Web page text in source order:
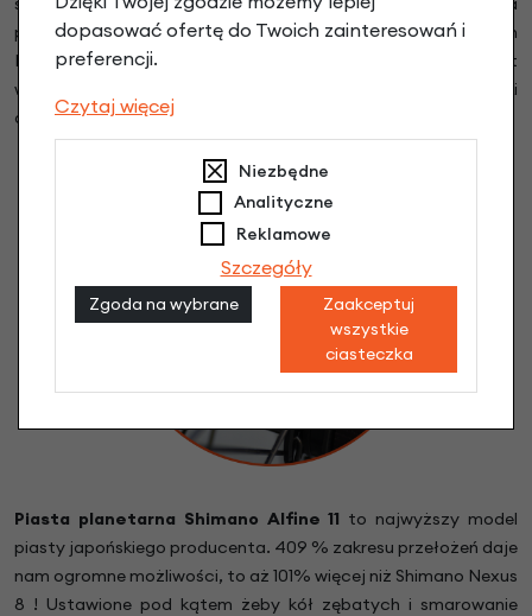
praca, brak smaru i zdecydowanie niższa waga. Gates Carbon
Drive CDX™ to pas poliuretanowo-węglowy, który jest
wyjątkowo trwały, wydajny, odporny na warunki
atmosferyczne oraz odporny na duże obciążenia.
Piasta planetarna Shimano Alfine 11 to najwyższy model
piasty japońskiego producenta. 409 % zakresu przełożeń daje
nam ogromne możliwości, to aż 101% więcej niż Shimano Nexus
8 ! Ustawione pod kątem żeby kół zębatych i smarowanie
dopasować ofertę do Twoich zainteresowań i
preferencji.
Czytaj więcej
Niezbędne
Analityczne
Reklamowe
Szczegóły
Zgoda na wybrane
Zaakceptuj
wszystkie
ciasteczka